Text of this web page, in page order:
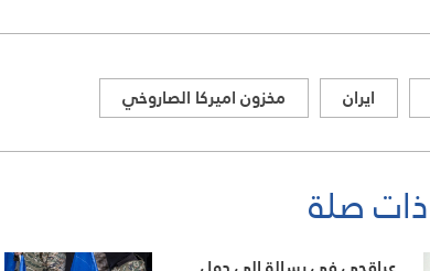
ايران مخزون اميركا الصاروخي
صلة